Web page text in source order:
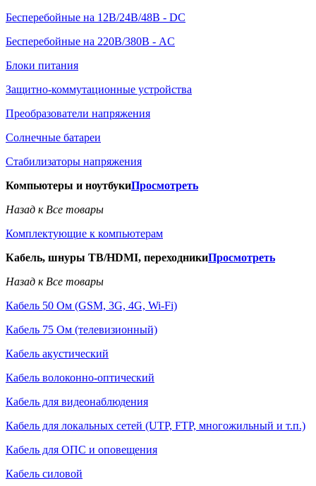
Бесперебойные на 12В/24В/48В - DC
Бесперебойные на 220В/380В - AC
Блоки питания
Защитно-коммутационные устройства
Преобразователи напряжения
Солнечные батареи
Стабилизаторы напряжения
Компьютеры и ноутбукиПросмотреть
Назад к Все товары
Комплектующие к компьютерам
Кабель, шнуры ТВ/HDMI, переходникиПросмотреть
Назад к Все товары
Кабель 50 Ом (GSM, 3G, 4G, Wi-Fi)
Кабель 75 Ом (телевизионный)
Кабель акустический
Кабель волоконно-оптический
Кабель для видеонаблюдения
Кабель для локальных сетей (UTP, FTP, многожильный и т.п.)
Кабель для ОПС и оповещения
Кабель силовой